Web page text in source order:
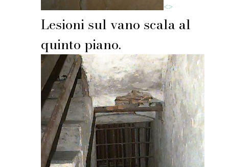
<>
Lesioni sul vano scala al
quinto piano.